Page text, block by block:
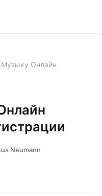
Онлайн
Neumann